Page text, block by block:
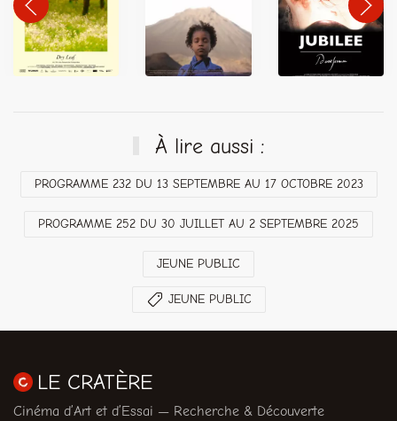
À lire aussi :
PROGRAMME 232 DU 13 SEPTEMBRE AU 17 OCTOBRE 2023
PROGRAMME 252 DU 30 JUILLET AU 2 SEPTEMBRE 2025
JEUNE PUBLIC
JEUNE PUBLIC
LE CRATÈRE
Cinéma d’Art et d’Essai — Recherche & Découverte